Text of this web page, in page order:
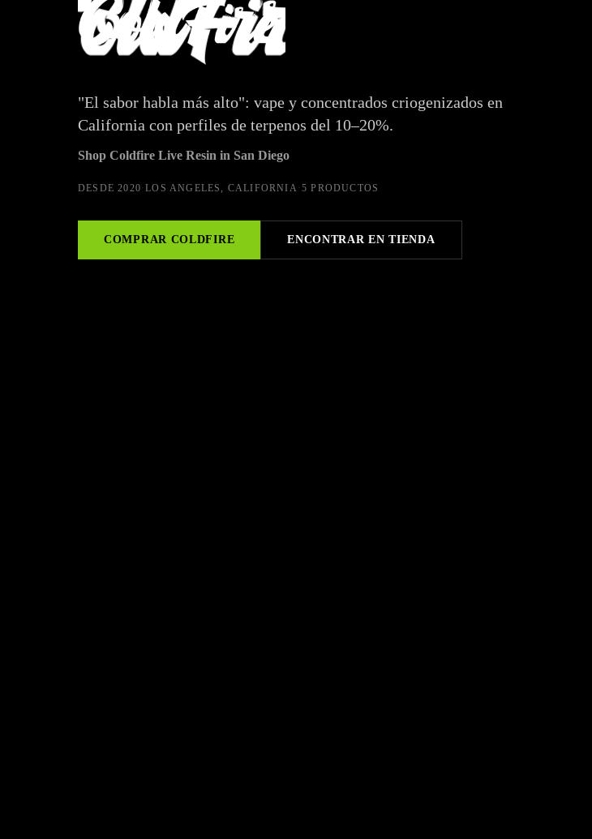
"El sabor habla más alto": vape y concentrados criogenizados en
California con perfiles de terpenos del 10–20%.
Shop Coldfire Live Resin in San Diego
DESDE 2020·LOS ANGELES, CALIFORNIA·5 PRODUCTOS
COMPRAR COLDFIRE ENCONTRAR EN TIENDA